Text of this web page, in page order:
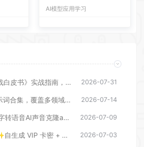
AI模型应用学习
《AI内容 GEO实战白皮书》实战指南，手把手教你用AI内容+GEO抢占大模型流量红利 2026-07-31
2026 最全 AI 提示词合集，覆盖多领域 + 多平台通用 2026-07-14
最新VoxCPM2文字转语音AI声音克隆ai语音设计多角色对话影视解说 2026-07-09
AI 小说创作工具✨自生成 VIP 卡密 + 详细教程 2026-07-03